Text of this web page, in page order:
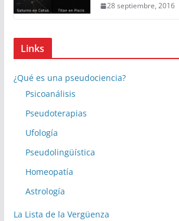
28 septiembre, 2016
Links
¿Qué es una pseudociencia?
Psicoanálisis
Pseudoterapias
Ufología
Pseudolingüística
Homeopatía
Astrología
La Lista de la Vergüenza